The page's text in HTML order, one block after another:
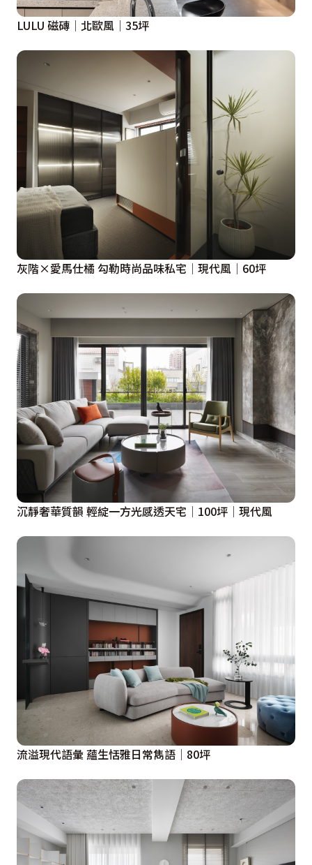
LULU 磁磚│北歐風│35坪
灰階×愛馬仕橘 勾勒時尚品味私宅│現代風│60坪
沉靜奢華質韻 輕綻一方光感透天宅│100坪│現代風
流溢現代語彙 蘊生恬雅日常雋語│80坪